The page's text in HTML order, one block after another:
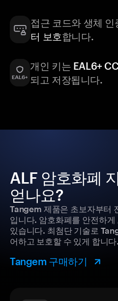
접근 코드와 생체 인
터 보호합니다.
개인 키는 EAL6+
되고 저장됩니다.
ALF 암호화폐
얻나요?
Tangem 제품은 초보자부터
입니다. 암호화폐를 안전하
있습니다. 최첨단 기술로
어하고 보호할 수 있게 합니다.
Tangem 구매하기